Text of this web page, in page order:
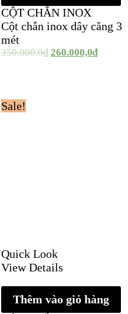
CỘT CHẮN INOX
Cột chắn inox dây căng 3
mét
350.000,0₫ 260.000,0₫
Sale!
Quick Look
View Details
Thêm vào giỏ hàng